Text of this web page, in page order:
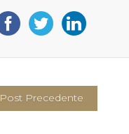
Post Precedente